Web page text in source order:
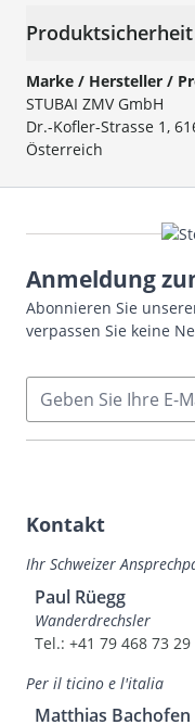
Produktsicherheit
Marke / Hersteller /
STUBAI ZMV GmbH
Dr.-Kofler-Strasse 1,
Österreich
Anmeldung
Abonnieren Sie
verpassen Sie keine
Kontakt
Ihr Schweizer
Paul Rüegg
Wanderdrechsler
Tel.: +41 79 468 73 29
Per il ticino e l'italia
Matthias Bachofen